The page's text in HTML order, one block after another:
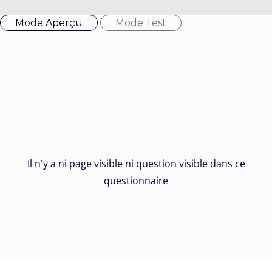
Mode Aperçu Mode Test
Il n'y a ni page visible ni question visible dans ce
questionnaire